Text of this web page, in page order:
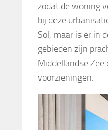
zodat de woning
bij deze
Sol, maar is er in
gebieden zijn
Middellandse
voorzieningen.